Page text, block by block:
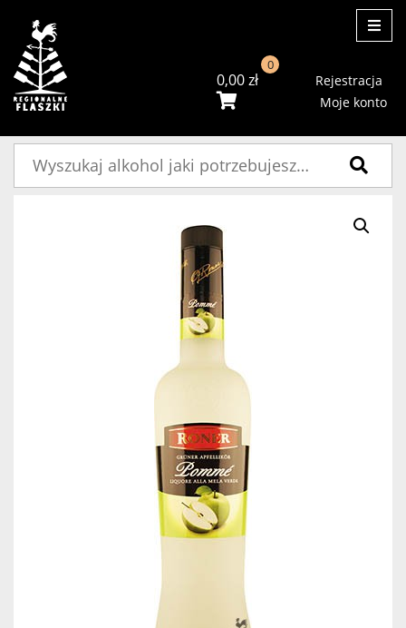
0,00zł
0
Rejestracja
Moje konto